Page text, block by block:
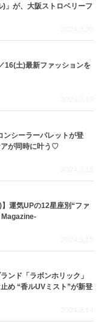
」が、大阪ストロベリーフ
2024.3.20
16(土)最新ファッションを
2024.3.19
ンシーラーパレットが登
アが同時に叶う♡
2024.3.18
運気UPの12星座別“ファ
Magazine-
2024.3.15
ンド「ラボンホリック」
め “香ルUVミスト”が新登
2024.3.14